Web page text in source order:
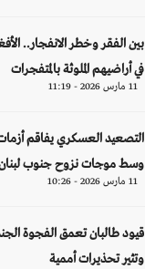
بين الفقر وخطر الانفجار..
في أراضيهم الملوثة بالمتفجرات
11 مارس 2026 - 11:19
التصعيد العسكري يفاقم
وسط موجات نزوح جنوب
11 مارس 2026 - 10:26
قيود طالبان تعمق الفجوة
وتثير تحذيرات أممية